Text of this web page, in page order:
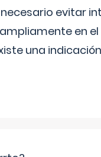
evitar
en
una